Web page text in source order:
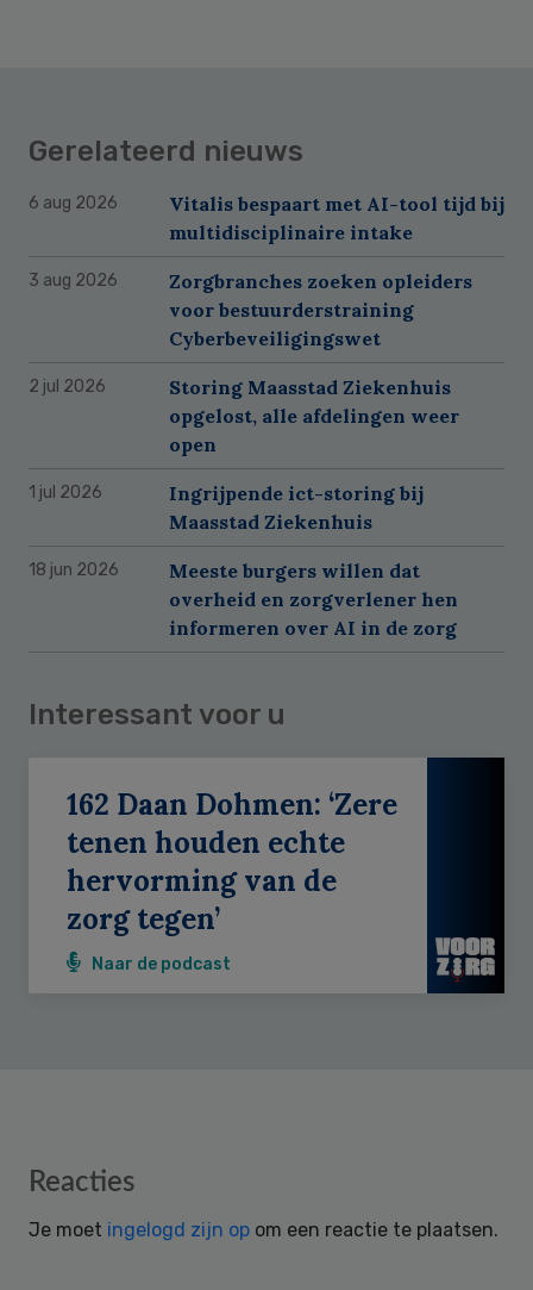
Gerelateerd nieuws
6 aug 2026
Vitalis bespaart met AI-tool tijd bij
multidisciplinaire intake
3 aug 2026
Zorgbranches zoeken opleiders
voor bestuurderstraining
Cyberbeveiligingswet
2 jul 2026
Storing Maasstad Ziekenhuis
opgelost, alle afdelingen weer
open
1 jul 2026
Ingrijpende ict-storing bij
Maasstad Ziekenhuis
18 jun 2026
Meeste burgers willen dat
overheid en zorgverlener hen
informeren over AI in de zorg
Interessant voor u
162 Daan Dohmen: ‘Zere
tenen houden echte
hervorming van de
zorg tegen’
Naar de podcast
Reader
Reacties
Je moet ingelogd zijn op om een reactie te plaatsen.